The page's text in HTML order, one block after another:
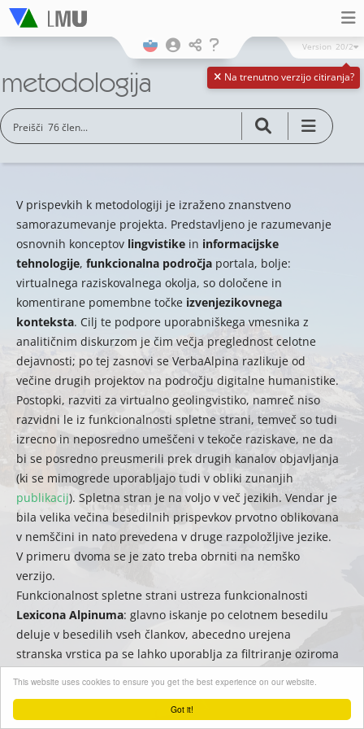
Got it!
This website uses cookies to ensure you get the best experience on our website.
Na trenutno verzijo citiranja?
Version 20/2
metodologija
V prispevkih k metodologiji je izraženo znanstveno
samorazumevanje projekta. Predstavljeno je razumevanje
osnovnih konceptov lingvistike in informacijske
tehnologije, funkcionalna področja portala, bolje:
virtualnega raziskovalnega okolja, so določene in
komentirane pomembne točke izvenjezikovnega
konteksta. Cilj te podpore uporabniškega vmesnika z
analitičnim diskurzom je čim večja preglednost celotne
dejavnosti; po tej zasnovi se VerbaAlpina razlikuje od
večine drugih projektov na področju digitalne humanistike.
Postopki, razviti za virtualno geolingvistiko, namreč niso
razvidni le iz funkcionalnosti spletne strani, temveč so tudi
izrecno in neposredno umeščeni v tekoče raziskave, ne da
bi se posredno preusmerili prek drugih kanalov objavljanja
(ki se mimogrede uporabljajo tudi v obliki zunanjih
publikacij). Spletna stran je na voljo v več jezikih. Vendar je
bila velika večina besedilnih prispevkov prvotno oblikovana
v nemščini in nato prevedena v druge razpoložljive jezike.
V primeru dvoma se je zato treba obrniti na nemško
verzijo.
Funkcionalnost spletne strani ustreza funkcionalnosti
Lexicona Alpinuma: glavno iskanje po celotnem besedilu
deluje v besedilih vseh člankov, abecedno urejena
stranska vrstica pa se lahko uporablja za filtriranje oziroma